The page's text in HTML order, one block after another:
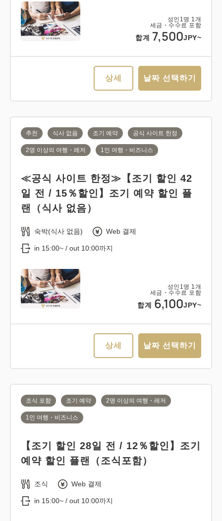
성인 1명 1개
세금・수수료 포함
합계 7,500JPY~
상세 날짜 선택하기
성인 1명 1개
세금・수수료 포함
합계 6,100JPY~
추천 식사 없음 조기 예약 공식 사이트 한정
2명 이상의 여행・레저 1인 여행・비즈니스
≪공식 사이트 한정≫【조기 할인 42
일 전 / 15％할인】조기 예약 할인 플
랜（식사 없음）
숙박(식사 없음) Web 결제
in 15:00~ / out 10:00까지
상세 날짜 선택하기
조식 포함 조기 예약 2명 이상의 여행・레저
1인 여행・비즈니스
【조기 할인 28일 전 / 12％할인】조기
예약 할인 플랜（조식포함）
조식 Web 결제
in 15:00~ / out 10:00까지